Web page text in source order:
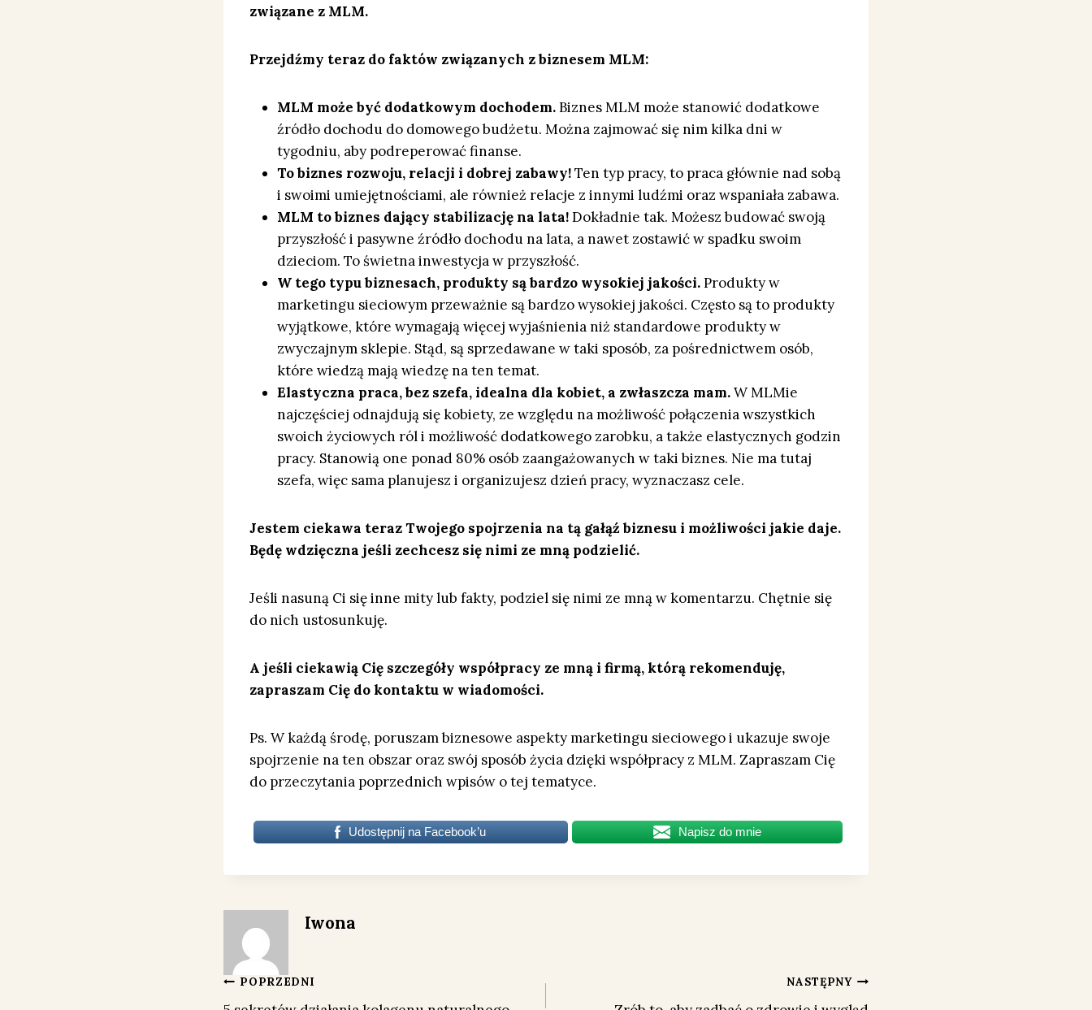
związane z MLM.
Przejdźmy teraz do faktów związanych z biznesem MLM:
MLM może być dodatkowym dochodem.Biznes MLM może stanowić dodatkowe
źródło dochodu do domowego budżetu. Można zajmować się nim kilka dni w
tygodniu, aby podreperować finanse.
To biznes rozwoju, relacji i dobrej zabawy!Ten typ pracy, to praca głównie nad sobą
i swoimi umiejętnościami, ale również relacje z innymi ludźmi oraz wspaniała zabawa.
MLM to biznes dający stabilizację na lata!Dokładnie tak. Możesz budować swoją
przyszłość i pasywne źródło dochodu na lata, a nawet zostawić w spadku swoim
dzieciom. To świetna inwestycja w przyszłość.
W tego typu biznesach, produkty są bardzo wysokiej jakości.Produkty w
marketingu sieciowym przeważnie są bardzo wysokiej jakości. Często są to produkty
wyjątkowe, które wymagają więcej wyjaśnienia niż standardowe produkty w
zwyczajnym sklepie. Stąd, są sprzedawane w taki sposób, za pośrednictwem osób,
które wiedzą mają wiedzę na ten temat.
Elastyczna praca, bez szefa, idealna dla kobiet, a zwłaszcza mam.W MLMie
najczęściej odnajdują się kobiety, ze względu na możliwość połączenia wszystkich
swoich życiowych ról i możliwość dodatkowego zarobku, a także elastycznych godzin
pracy. Stanowią one ponad 80% osób zaangażowanych w taki biznes. Nie ma tutaj
szefa, więc sama planujesz i organizujesz dzień pracy, wyznaczasz cele.
Jestem ciekawa teraz Twojego spojrzenia na tą gałąź biznesu i możliwości jakie daje.
Będę wdzięczna jeśli zechcesz się nimi ze mną podzielić.
Jeśli nasuną Ci się inne mity lub fakty, podziel się nimi ze mną w komentarzu. Chętnie się
do nich ustosunkuję.
A jeśli ciekawią Cię szczegóły współpracy ze mną i firmą, którą rekomenduję,
zapraszam Cię do kontaktu w wiadomości.
Ps. W każdą środę, poruszam biznesowe aspekty marketingu sieciowego i ukazuje swoje
spojrzenie na ten obszar oraz swój sposób życia dzięki współpracy z MLM. Zapraszam Cię
do przeczytania poprzednich wpisów o tej tematyce.
Udostępnij na Facebook’u Napisz do mnie
Iwona
Nawigacja
POPRZEDNI NASTĘPNY